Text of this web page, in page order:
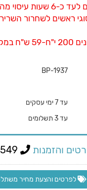
שתספיק לכם לעד כ-6
4 סוגי ראשים לשחרור
179 ש"ח
BP-1937
עד 7 ימי עסקים
עד 3 תשלומים
והזמנות
לפרטים והצעת מחיר